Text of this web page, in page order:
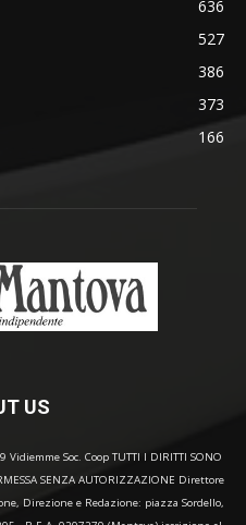
636
527
386
373
166
US
Soc. Coop TUTTI I DIRITTI SONO
SENZA AUTORIZZAZIONE Direttore
Direzione e Redazione: piazza Sordello,